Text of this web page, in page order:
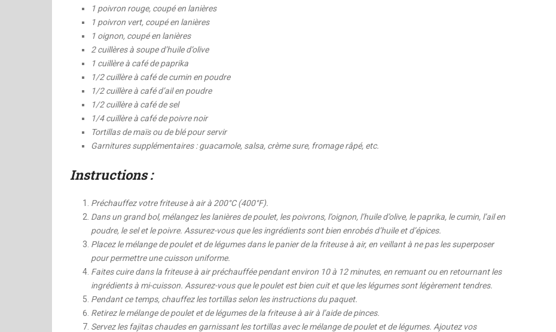
1 poivron rouge, coupé en lanières
1 poivron vert, coupé en lanières
1 oignon, coupé en lanières
2 cuillères à soupe d’huile d’olive
1 cuillère à café de paprika
1/2 cuillère à café de cumin en poudre
1/2 cuillère à café d’ail en poudre
1/2 cuillère à café de sel
1/4 cuillère à café de poivre noir
Tortillas de maïs ou de blé pour servir
Garnitures supplémentaires : guacamole, salsa, crème sure, fromage râpé, etc.
Instructions :
Préchauffez votre friteuse à air à 200°C (400°F).
Dans un grand bol, mélangez les lanières de poulet, les poivrons, l’oignon, l’huile d’olive, le paprika, le cumin, l’ail en
poudre, le sel et le poivre. Assurez-vous que les ingrédients sont bien enrobés d’huile et d’épices.
Placez le mélange de poulet et de légumes dans le panier de la friteuse à air, en veillant à ne pas les superposer
pour permettre une cuisson uniforme.
Faites cuire dans la friteuse à air préchauffée pendant environ 10 à 12 minutes, en remuant ou en retournant les
ingrédients à mi-cuisson. Assurez-vous que le poulet est bien cuit et que les légumes sont légèrement tendres.
Pendant ce temps, chauffez les tortillas selon les instructions du paquet.
Retirez le mélange de poulet et de légumes de la friteuse à air à l’aide de pinces.
Servez les fajitas chaudes en garnissant les tortillas avec le mélange de poulet et de légumes. Ajoutez vos